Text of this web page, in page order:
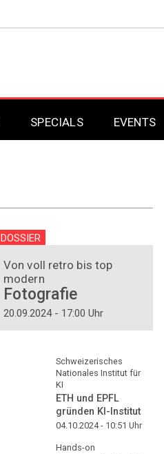
SPECIALS
Professional AV &
Professional AV &
Professional AV &
EVENTS
DOSSIER
Von voll retro bis top
modern
Fotografie
20.09.2024 - 17:00 Uhr
Schweizerisches
Nationales Institut für
KI
ETH und EPFL
gründen KI-Institut
04.10.2024 - 10:51 Uhr
Hands-on